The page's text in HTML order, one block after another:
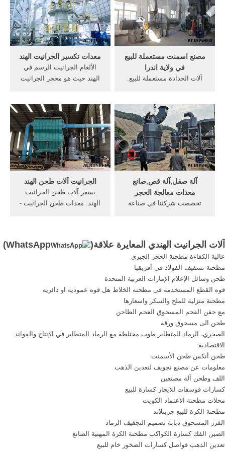
مثل أسود ، وأحمر ،
وأبيض.هناك 53 أنواع الجرانيت
الهندي من المورِّدين في East
Asia.
الهندي لا يطرأ عليه التشويه
والإنعواج، وعلى خلاف غيره ...
معدات تكسير الجرانيت الهند
الألغام الجرانيت الرسم في
الهند حيث هو محجر الجرانيت
عاما من الخبرة في تصميم
وتصنيع آلات نقل والتكنولوجيا
المتقدمة في العالم.
مصنع اسمنت مستعملة للبيع
في ولاية اندرا
آلات الحدادة مستعملة للبيع.
في, مصنع اسمنت, مستعملة
للبيع في . [الدردشة على
الانترنت] الخريطة - السعودية
للدعايه والاعلان|أسواق
السعودي
الجرانيت آلات طحن الهند
بسعر آلات طحن الجرانيت
الهند. معدات طحن الجرانيت -
الحصول على السعر الفلفل
آلة صقل,آلة قص,صانع
معدات معالجة الحجر
تخصصت شركتنا في صناعة
آلات قص الحجارة، آلات صقل
الحجارة، آلات تشكيل الحجارة،
ومناشير الحجر السلكية.
منتجاتنا تستخدم لأغراض
معالجة الحجارة ...
آلات الجرانيت الهندي المعايرة علاقة( WhatsApp
)
عالية الكفاءة مطحنة الحجر الجيري
مطحنة تسقيف الفولاذ في أفريقيا
طحن وسائل الإعلام الإمارات العربية المتحدة
قوه القطع المستخدمه في مطحنه الخلاط هل قوه عموديه او دائريه
مطحنة منزلية للملح والسكر واسعارها
مع حقن الفحم المسحوق الفحم الطاحن
طحن الى مسحوق ورقة
الصخري، الرماد المتطاير طوب مختلطة مع الرماد المتطاير في الإنتاج والفوائد
الاقتصادية
طحن أنكس طحن الأسمنت
معلومات عن مصنع تجويف لتعدين الذهب
اللف وطحن آلة مصنعين
كسارات فوسفات للايجار كسارة للبيع
محلات مطحنة الاعتماد الكويت
مطحنة الكرة للبيع جرينلاند
الفرز المسحوق ذبابة تصميم التجفيف الرماد
الصين الفك كسارة الكواكب مطحنة الكرة المهنية الصانع
تعدين الذهب فواصل كسارات الصخور خام للبيع